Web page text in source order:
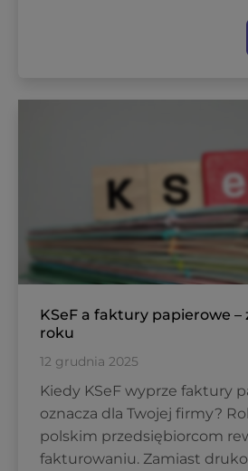
KSeF a faktury papierowe –
roku
12 grudnia 2025
Kiedy KSeF wyprze faktury
oznacza dla Twojej firmy?
polskim przedsiębiorcom
fakturowaniu. Zamiast